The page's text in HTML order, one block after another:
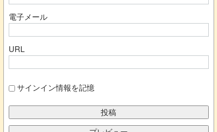
電子メール
URL
サインイン情報を記憶